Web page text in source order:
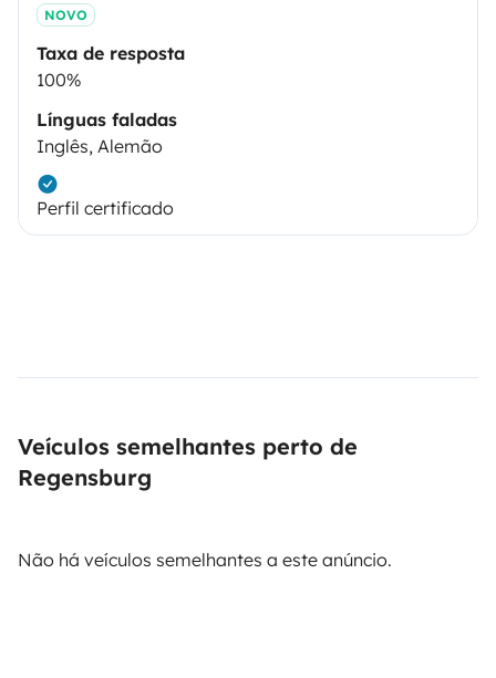
NOVO
Taxa de resposta
100%
Línguas faladas
Inglês, Alemão
Perfil certificado
Veículos semelhantes perto de
Regensburg
Não há veículos semelhantes a este anúncio.